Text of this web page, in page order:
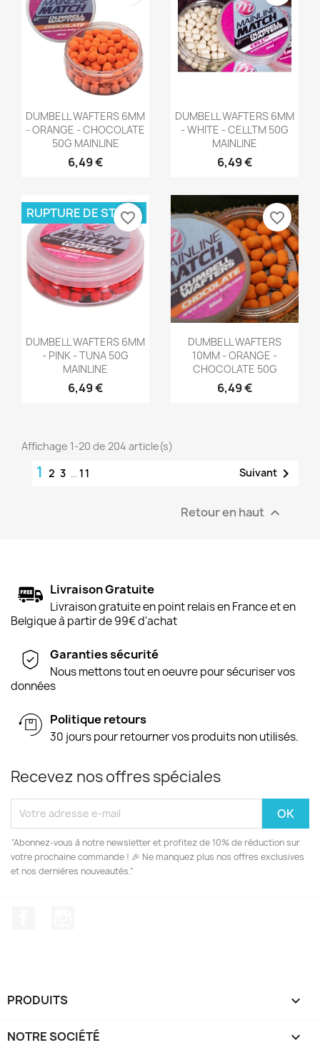
Aperçu rapide
DUMBELL WAFTERS 6MM
- ORANGE - CHOCOLATE
50G MAINLINE
6,49 €
Aperçu rapide
DUMBELL WAFTERS 6MM
- WHITE - CELLTM 50G
MAINLINE
6,49 €
Aperçu rapide
DUMBELL WAFTERS 6MM
- PINK - TUNA 50G
MAINLINE
6,49 €
RUPTURE DE STOCK
favorite_border
Aperçu rapide
DUMBELL WAFTERS
10MM - ORANGE -
CHOCOLATE 50G
6,49 €
favorite_border
Affichage 1-20 de 204 article(s)
1 2 3 … 11 Suivant 
Retour en haut 
Livraison Gratuite
Livraison gratuite en point relais en France et en
Belgique à partir de 99€ d'achat
Garanties sécurité
Nous mettons tout en oeuvre pour sécuriser vos
données
Politique retours
30 jours pour retourner vos produits non utilisés.
Recevez nos offres spéciales
“Abonnez-vous à notre newsletter et profitez de 10% de réduction sur
votre prochaine commande ! 🎉 Ne manquez plus nos offres exclusives
et nos dernières nouveautés.”
PRODUITS 
NOTRE SOCIÉTÉ 